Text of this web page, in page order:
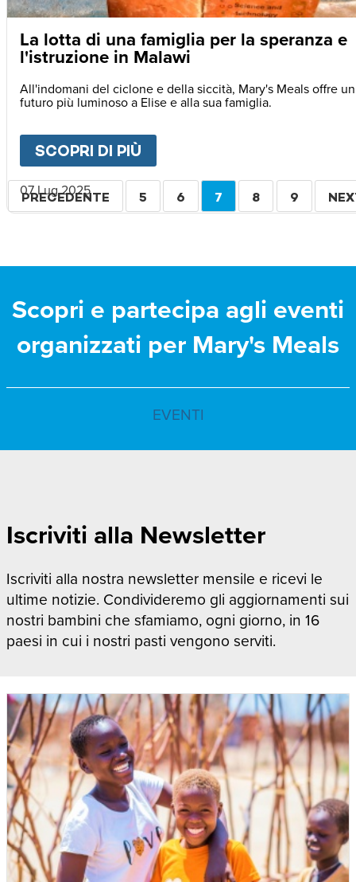
La lotta di una famiglia per la speranza e
l'istruzione in Malawi
All'indomani del ciclone e della siccità, Mary's Meals offre un
futuro più luminoso a Elise e alla sua famiglia.
SCOPRI DI PIÙ
07 Lug 2025
Paginazione
PAGINA
PRECEDENTE PAGINA
5 PAGINA
6
PAGINA
7 PAGINA
8 PAGINA
9
Scopri e partecipa agli eventi
organizzati per Mary's Meals
EVENTI
Iscriviti alla Newsletter
Iscriviti alla nostra newsletter mensile e ricevi le
ultime notizie. Condivideremo gli aggiornamenti sui
nostri bambini che sfamiamo, ogni giorno, in 16
paesi in cui i nostri pasti vengono serviti.